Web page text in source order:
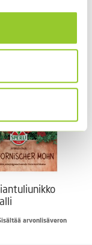
100
arvonlisäveron
arvonlisäveron